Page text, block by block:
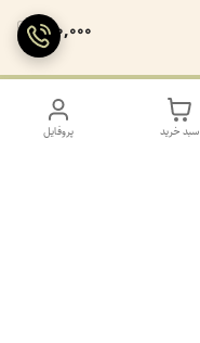
990,000
پروفایل سبد خرید